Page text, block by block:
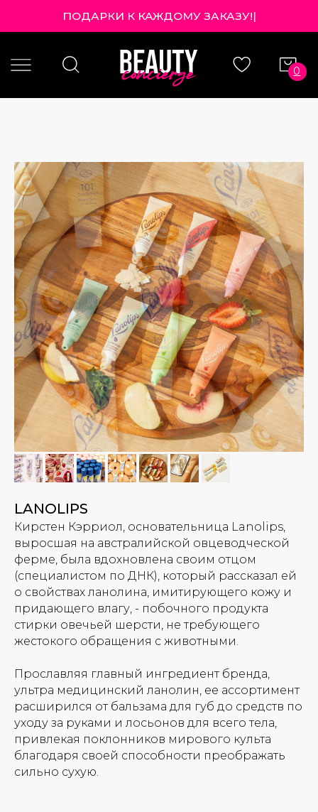
ПОДАРКИ К КАЖДОМУ ЗАКАЗУ!|
LANOLIPS
Кирстен Кэрриол, основательница Lanolips,
выросшая на австралийской овцеводческой
ферме, была вдохновлена своим отцом
(специалистом по ДНК), который рассказал ей
о свойствах ланолина, имитирующего кожу и
придающего влагу, - побочного продукта
стирки овечьей шерсти, не требующего
жестокого обращения с животными.
Прославляя главный ингредиент бренда,
ультра медицинский ланолин, ее ассортимент
расширился от бальзама для губ до средств по
уходу за руками и лосьонов для всего тела,
привлекая поклонников мирового культа
благодаря своей способности преображать
сильно сухую.